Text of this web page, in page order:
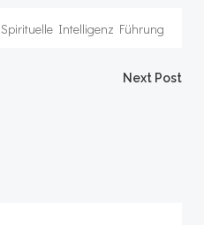
Spirituelle Intelligenz Führung
Next Post